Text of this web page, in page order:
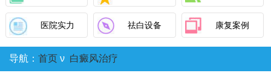
医院实力 祛白设备 康复案例
导航： 首页 ν 白癜风治疗